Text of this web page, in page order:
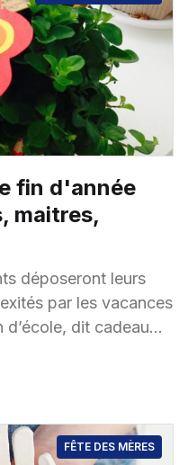
fin d'année
maitres,
déposeront leurs
par les vacances
dit cadeau
FÊTE DES MÈRES